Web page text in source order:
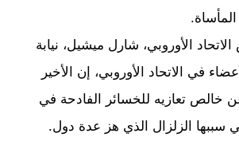
الأوروبي، شارل ميشيل، نيابة
في الاتحاد الأوروبي، إن الأخير
خالص تعازيه للخسائر الفادحة في
سببها الزلزال الذي هز عدة دول.